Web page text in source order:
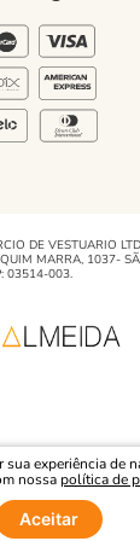
experiência de
nossa política de
Aceitar
DE VESTUARIO
MARRA, 1037-
03514-003.